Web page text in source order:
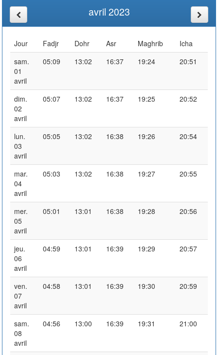
avril 2023
Jour Fadjr Dohr Asr Maghrib
Icha
sam.
01
avril
05:09 13:02 16:37 19:24 20:51
dim.
02
avril
05:07 13:02 16:37 19:25 20:52
lun.
03
avril
05:05 13:02 16:38 19:26 20:54
mar.
04
avril
05:03 13:02 16:38 19:27 20:55
mer.
05
avril
05:01 13:01 16:38 19:28 20:56
jeu.
06
avril
04:59 13:01 16:39 19:29 20:57
ven.
07
avril
04:58 13:01 16:39 19:30 20:59
sam.
08
avril
04:56 13:00 16:39 19:31 21:00